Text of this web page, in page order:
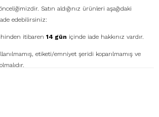
Satın aldığınız ürünleri aşağıdaki
edebilirsiniz:
itibaren 14 gün içinde iade hakkınız vardır.
etiketi/emniyet şeridi koparılmamış ve